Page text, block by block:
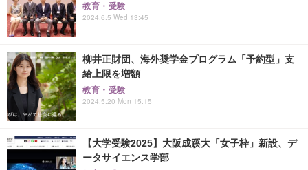
教育・受験
2024.6.5 Wed 13:45
柳井正財団、海外奨学金プログラム「予約型」支
給上限を増額
教育・受験
2024.5.20 Mon 15:15
【大学受験2025】大阪成蹊大「女子枠」新設、デ
ータサイエンス学部